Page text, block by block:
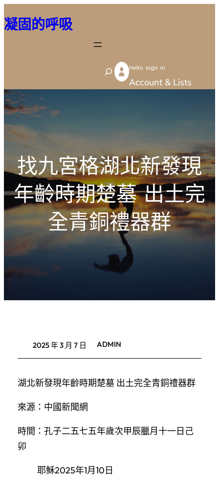
至
容
凝固的呼吸
S
e
Hello sign in
Account & Lists
找九宮格湖北新發現
年齡時期楚墓 出土完
全青銅禮器群
2025 年 3 月 7 日 ADMIN
湖北新發現年齡時期楚墓 出土完全青銅禮器群
來源：中國新聞網
時間：孔子二五七五年歲次甲辰臘月十一日己
卯
耶穌2025年1月10日